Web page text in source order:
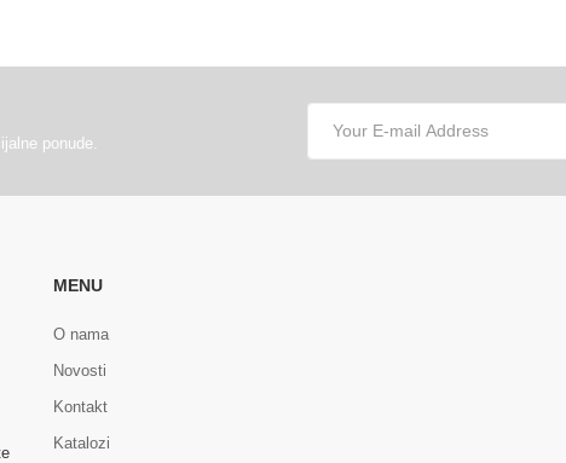
ponude.
MENU
O nama
Novosti
Kontakt
Katalozi